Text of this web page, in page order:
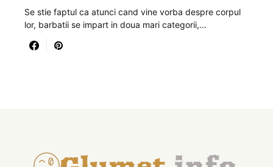
Se stie faptul ca atunci cand vine vorba despre corpul
lor, barbatii se impart in doua mari categorii,…